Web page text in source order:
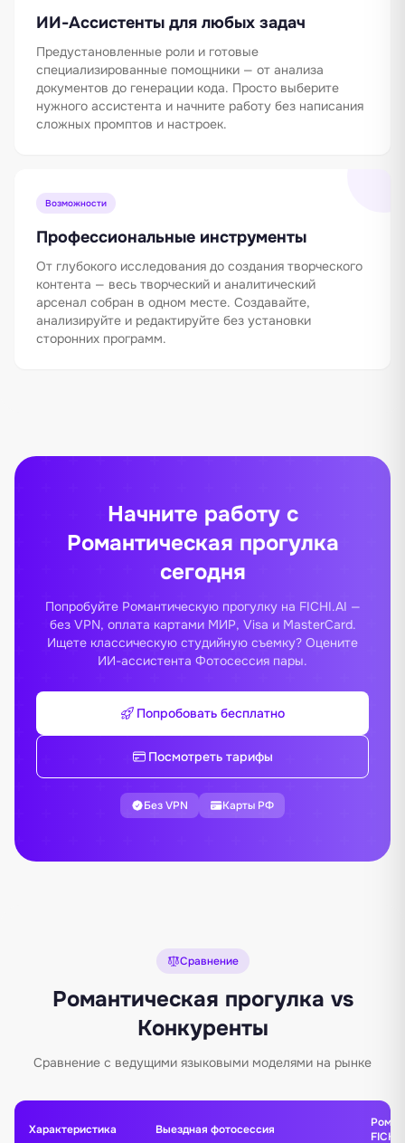
ИИ-Ассистенты для любых задач
Предустановленные роли и готовые
специализированные помощники — от анализа
документов до генерации кода. Просто выберите
нужного ассистента и начните работу без написания
сложных промптов и настроек.
Возможности
Профессиональные инструменты
От глубокого исследования до создания творческого
контента — весь творческий и аналитический
арсенал собран в одном месте. Создавайте,
анализируйте и редактируйте без установки
сторонних программ.
Начните работу с
Романтическая прогулка
сегодня
Попробуйте Романтическую прогулку на FICHI.AI —
без VPN, оплата картами МИР, Visa и MasterCard.
Ищете классическую студийную съемку? Оцените
ИИ-ассистента Фотосессия пары.
Попробовать бесплатно
Посмотреть тарифы
Без VPN Карты РФ
Сравнение
Романтическая прогулка vs
Конкуренты
Сравнение с ведущими языковыми моделями на рынке
Характеристика Выездная фотосессия